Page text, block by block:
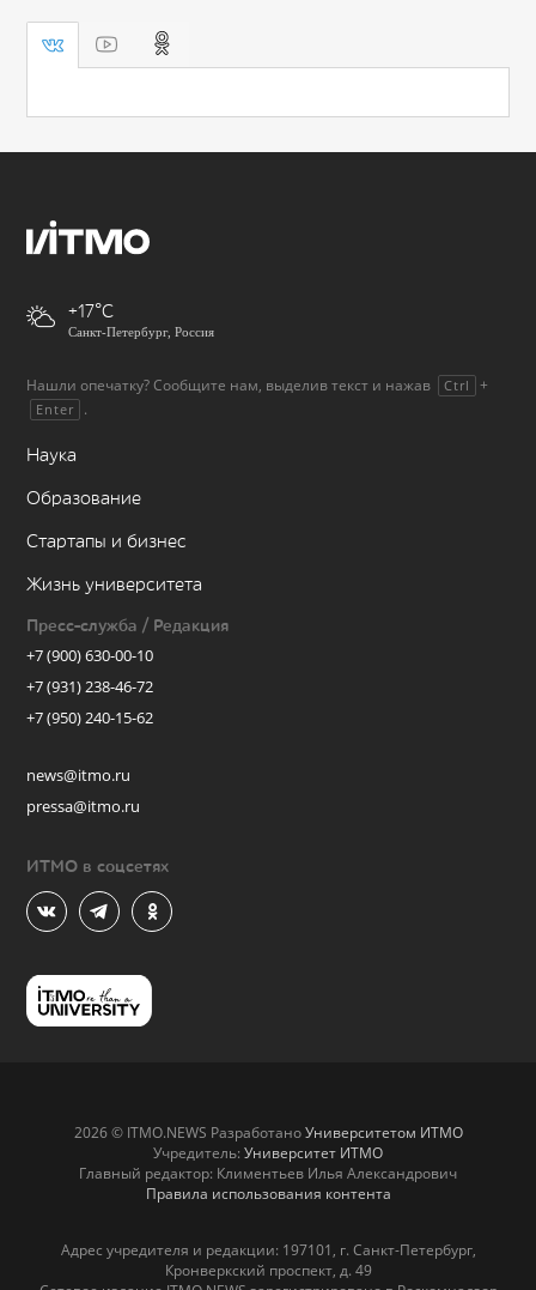
+17
Санкт-Петербург, Россия
Нашли опечатку? Сообщите нам, выделив текст и нажав Ctrl +
Enter .
Наука
Образование
Стартапы и бизнес
Жизнь университета
Пресс-служба / Редакция
+7 (900) 630-00-10
+7 (931) 238-46-72
+7 (950) 240-15-62
news@itmo.ru
pressa@itmo.ru
ИТМО в соцсетях
2026 © ITMO.NEWS РазработаноУниверситетом ИТМО
Учредитель: Университет ИТМО
Главный редактор: Климентьев Илья Александрович
Правила использования контента
Адрес учредителя и редакции: 197101, г. Санкт-Петербург,
Кронверкский проспект, д. 49